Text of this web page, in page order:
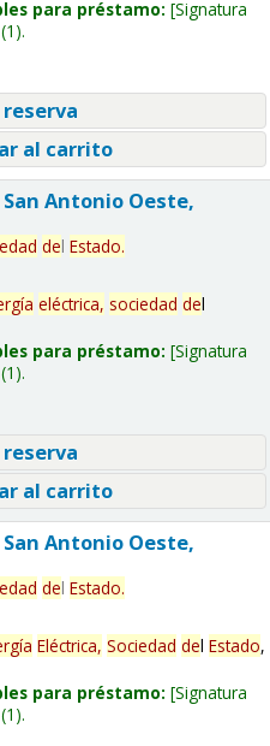
para préstamo: Signatura
(1).
al carrito
Antonio Oeste,
del Estado.
eléctrica, sociedad del
para préstamo: Signatura
(1).
al carrito
Antonio Oeste,
del Estado.
Eléctrica, Sociedad del Estado,
para préstamo: Signatura
(1).